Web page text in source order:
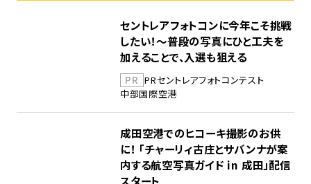
セントレアフォトコンに今年こそ挑戦
したい！～普段の写真にひと工夫を
加えることで、入選も狙える
PR PRセントレアフォトコンテスト
中部国際空港
成田空港でのヒコーキ撮影のお供
に！ 「チャーリィ古庄とサバンナが案
内する航空写真ガイド in 成田」配信
スタート